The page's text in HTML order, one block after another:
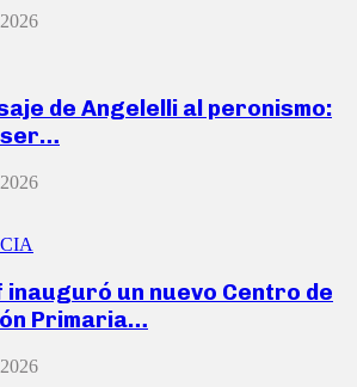
de Angelelli al peronismo:
ser…
inauguró un nuevo Centro de
Primaria…